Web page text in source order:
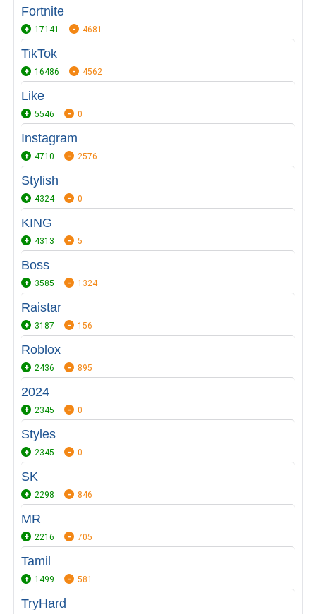
Fortnite
17141 4681
TikTok
16486 4562
Like
5546 0
Instagram
4710 2576
Stylish
4324 0
KING
4313 5
Boss
3585 1324
Raistar
3187 156
Roblox
2436 895
2024
2345 0
Styles
2345 0
SK
2298 846
MR
2216 705
Tamil
1499 581
TryHard